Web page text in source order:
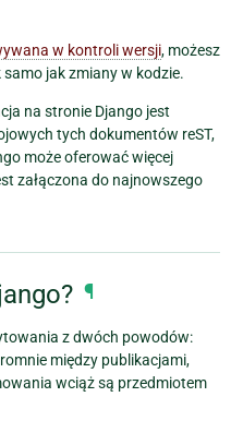
w kontroli wersji, możesz
jak zmiany w kodzie.
na stronie Django jest
tych dokumentów reST,
może oferować więcej
załączona do najnowszego
¶
z dwóch powodów:
między publikacjami,
wciąż są przedmiotem